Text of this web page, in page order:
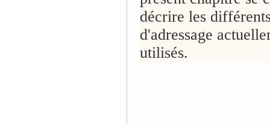
décrire les
d'adressage
utilisés.